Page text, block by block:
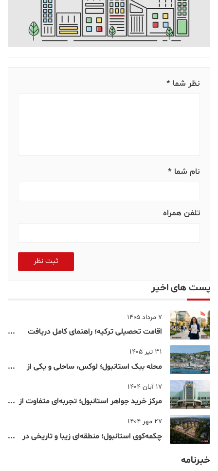
نظر شما *
نام شما *
تلفن همراه
ثبت نظر
پست های اخیر
7 مرداد 1405
اقامت تحصیلی ترکیه؛ راهنمای کامل دریافت
31 تیر 1405
محله ببک استانبول؛ لوکس، ساحلی و یکی از
17 آبان 1404
مرکز خرید جواهر استانبول؛ تجربه‌ای متفاوت از
27 مهر 1404
چکمه‌کوی استانبول؛ منطقه‌ای زیبا و تاریخی در
خبرنامه